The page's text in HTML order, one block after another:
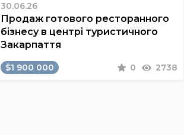
30.06.26
Продаж готового ресторанного
бізнесу в центрі туристичного
Закарпаття
$1 900 000 0 2738